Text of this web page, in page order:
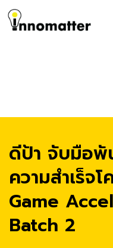
ดีป้า จับมือพั
ความสำเร็จ
Game
Batch 2